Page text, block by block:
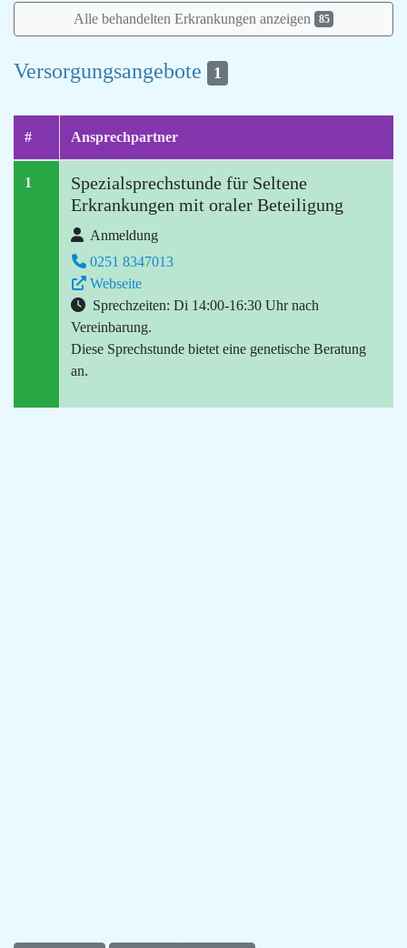
Alle behandelten Erkrankungen anzeigen 85
Versorgungsangebote 1
# Ansprechpartner
1
Spezialsprechstunde für Seltene
Erkrankungen mit oraler Beteiligung
Anmeldung
0251 8347013
Webseite
Sprechzeiten: Di 14:00-16:30 Uhr nach
Vereinbarung.
Diese Sprechstunde bietet eine genetische Beratung
an.